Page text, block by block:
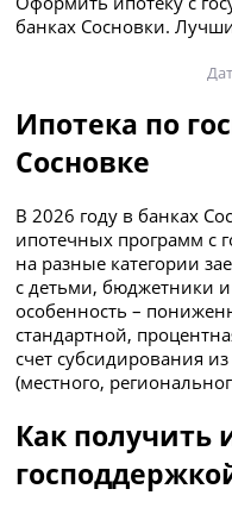
банках Сосновки.
и подайте заявку
максимальная сумма
Ипотека по
Сосновке
В 2026 году в банках
ипотечных программ с
на разные категории
с детьми, бюджетники
особенность –
стандартной,
счет субсидирования
(местного,
Как получить